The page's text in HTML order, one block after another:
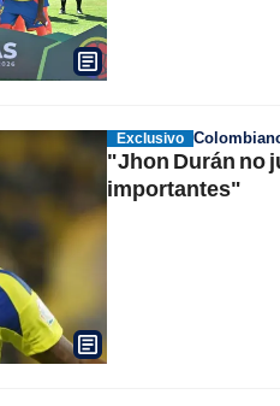
Exclusivo
"Jhon Durán no
importantes"